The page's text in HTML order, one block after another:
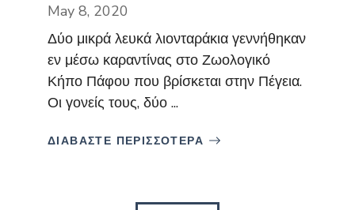
May 8, 2020
Δύο μικρά λευκά λιονταράκια γεννήθηκαν
εν μέσω καραντίνας στο Ζωολογικό
Κήπο Πάφου που βρίσκεται στην Πέγεια.
Οι γονείς τους, δύο ...
ΔΙΑΒΑΣΤΕ ΠΕΡΙΣΣΟΤΕΡΑ